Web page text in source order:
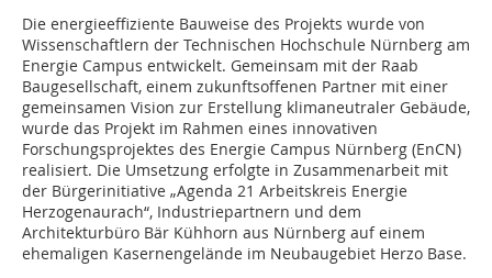
Die energieeffiziente Bauweise des Projekts wurde von
Wissenschaftlern der Technischen Hochschule Nürnberg am
Energie Campus entwickelt. Gemeinsam mit der Raab
Baugesellschaft, einem zukunftsoffenen Partner mit einer
gemeinsamen Vision zur Erstellung klimaneutraler Gebäude,
wurde das Projekt im Rahmen eines innovativen
Forschungsprojektes des Energie Campus Nürnberg (EnCN)
realisiert. Die Umsetzung erfolgte in Zusammenarbeit mit
der Bürgerinitiative „Agenda 21 Arbeitskreis Energie
Herzogenaurach“, Industriepartnern und dem
Architekturbüro Bär Kühhorn aus Nürnberg auf einem
ehemaligen Kasernengelände im Neubaugebiet Herzo Base.